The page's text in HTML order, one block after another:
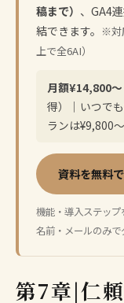
稿まで） 、GA4
結できます。 ※対
上で全6AI）
月額¥14,800〜
得）｜いつで
ランは¥9,800〜
資料を無料
機能・導入ステッ
名前・メールのみで
第7章|仁